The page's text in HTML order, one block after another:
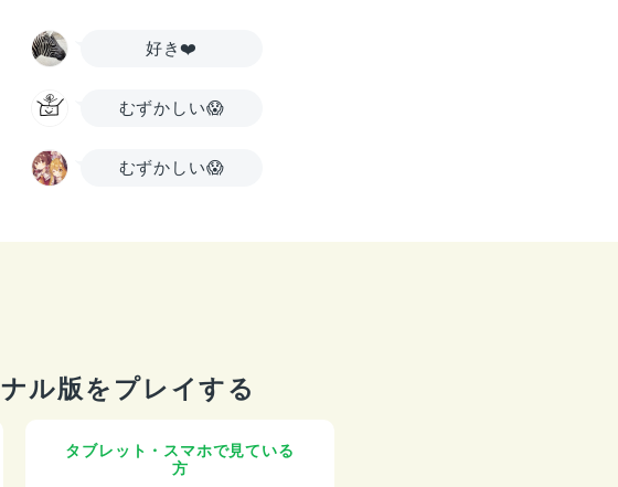
好き❤️
むずかしい😱
むずかしい😱
ル版をプレイする
タブレット・スマホで見ている
方